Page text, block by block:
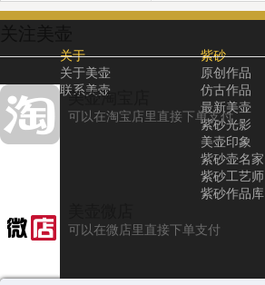
美壶淘宝店
可以在淘宝店里直接下单支付
可以在微店里直接下单支付
关于
关于美壶
联系美壶
紫砂
原创作品
仿古作品
最新美壶
紫砂光影
美壶印象
紫砂壶名家
紫砂工艺师
紫砂作品库